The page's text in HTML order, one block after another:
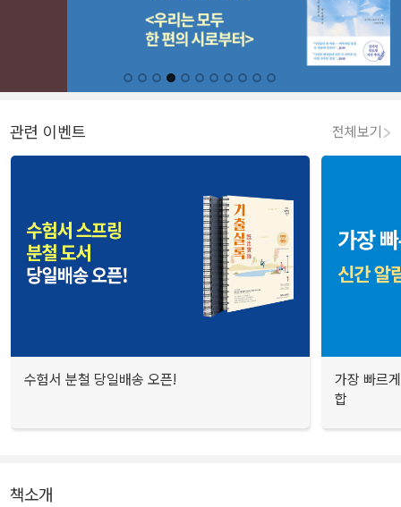
관련 이벤트 전체보기
수험서 분철 당일배송 오픈!
가장 빠르
합
책소개